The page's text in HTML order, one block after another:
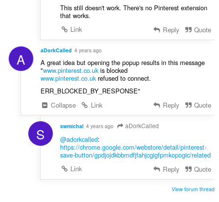
This still doesn't work. There's no Pinterest extension
that works.
Link
Reply Quote
A aDorkCalled 4 years ago
A great idea but opening the popup results in this message
"www.pinterest.co.ukis blocked
www.pinterest.co.ukrefused to connect.
ERR_BLOCKED_BY_RESPONSE"
Collapse
Link Reply Quote
S swmichal 4 years ago aDorkCalled
@adorkcalled:
https://chrome.google.com/webstore/detail/pinterest-
save-button/gpdjojdkbbmdfjfahjcgigfpmkopogic/related
Link
Reply Quote
View forum thread